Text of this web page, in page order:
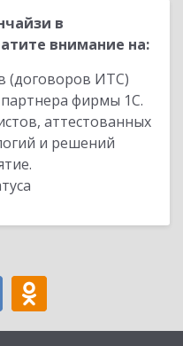
в
внимание на:
(договоров ИТС)
фирмы 1С.
аттестованных
и решений